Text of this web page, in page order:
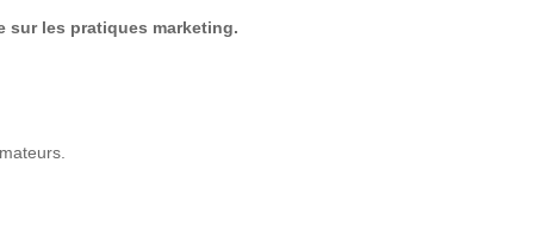
sur les pratiques marketing.